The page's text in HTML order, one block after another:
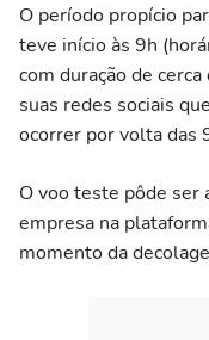
O período propício
teve início às 9h
com duração de
suas redes sociais
ocorrer por volta das
O voo teste pôde ser
empresa na
momento da